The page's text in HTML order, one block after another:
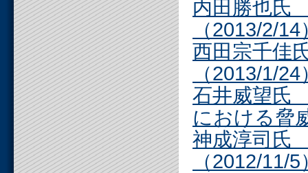
内田勝也氏
（2013/2/14
西田宗千佳
（2013/1/24
石井威望氏
における脅
神成淳司氏
（2012/11/5